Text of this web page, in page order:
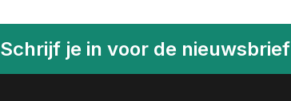
Schrijf je in voor de nieuwsbrief